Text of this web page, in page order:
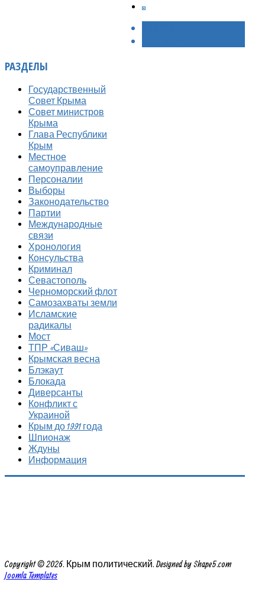
РАЗДЕЛЫ
Государственный
Совет Крыма
Совет министров
Крыма
Глава Республики
Крым
Местное
самоуправление
Персоналии
Выборы
Законодательство
Партии
Международные
связи
Хронология
Консульства
Криминал
Севастополь
Черноморский флот
Самозахваты земли
Исламские
радикалы
Мост
ТПР «Сиваш»
Крымская весна
Блэкаут
Блокада
Диверсанты
Конфликт с
Украиной
Крым до 1991 года
Шпионаж
Ждуны
Информация
Copyright © 2026. Крым политический. Designed by Shape5.com
Joomla Templates